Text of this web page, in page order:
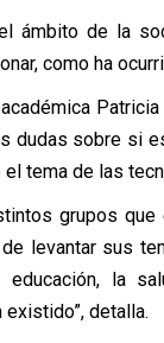
ámbito de la
como ha
dudas sobre si
tema de las
grupos
levantar sus
educación, la
detalla.